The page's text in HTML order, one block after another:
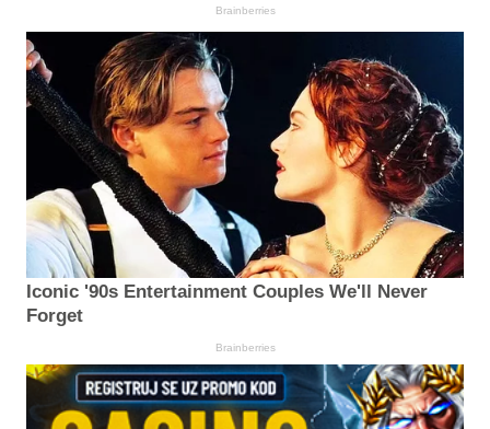
Brainberries
Iconic '90s Entertainment Couples We'll Never
Forget
Brainberries